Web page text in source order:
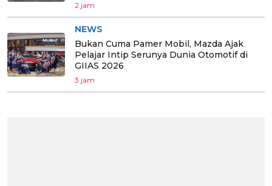
2 jam
NEWS
Bukan Cuma Pamer Mobil, Mazda Ajak
Pelajar Intip Serunya Dunia Otomotif di
GIIAS 2026
3 jam